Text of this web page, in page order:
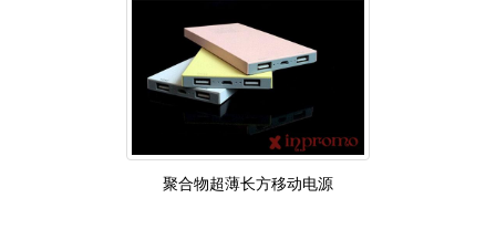
聚合物超薄长方移动电源